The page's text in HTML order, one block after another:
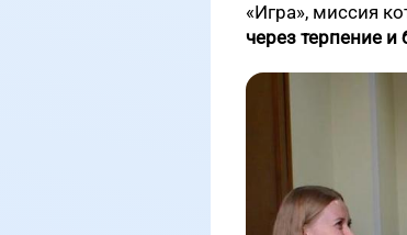
«Игра», миссия
через терпение и